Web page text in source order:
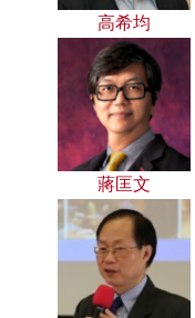
高希均
蔣匡文